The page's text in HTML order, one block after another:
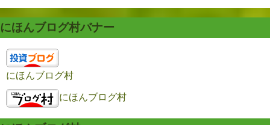
にほんブログ村バナー
にほんブログ村
にほんブログ村